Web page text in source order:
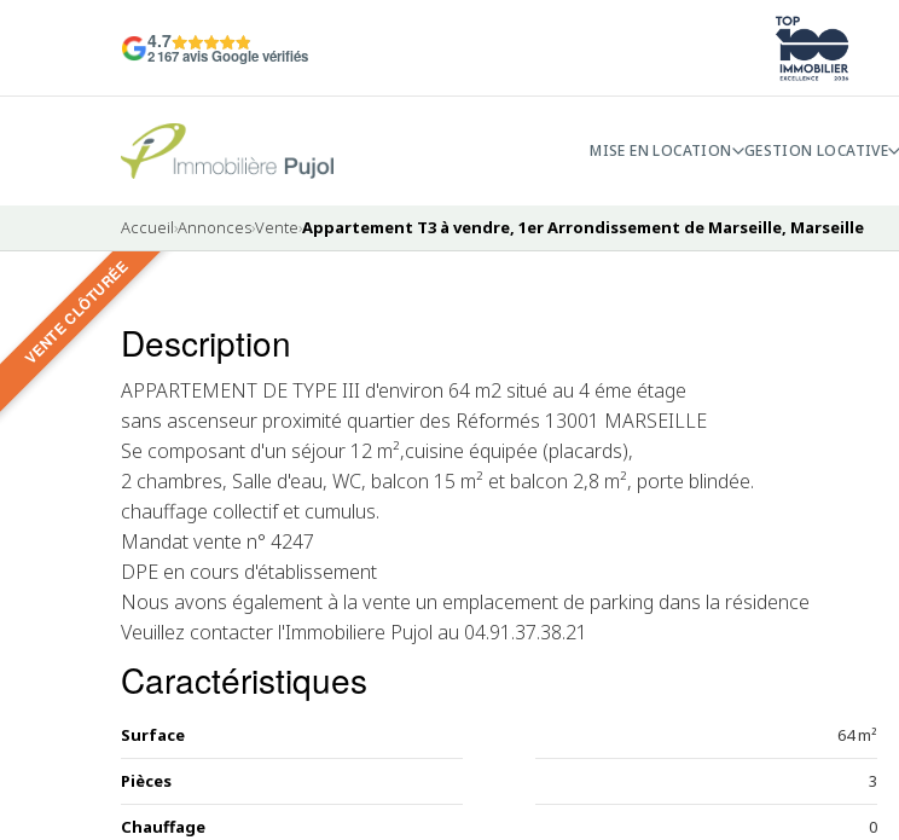
4.7
2 167 avis Google vérifiés
MISE EN LOCATION GESTION LOCATIVE
Accueil›Annonces›Vente›Appartement T3 à vendre, 1er Arrondissement de Marseille, Marseille
VENTE CLÔTURÉE VENDU
Description
APPARTEMENT DE TYPE III d'environ 64 m2 situé au 4 éme étage
sans ascenseur proximité quartier des Réformés 13001 MARSEILLE
Se composant d'un séjour 12 m²,cuisine équipée (placards),
2 chambres, Salle d'eau, WC, balcon 15 m² et balcon 2,8 m², porte blindée.
chauffage collectif et cumulus.
Mandat vente n° 4247
DPE en cours d'établissement
Nous avons également à la vente un emplacement de parking dans la résidence
Veuillez contacter l'Immobiliere Pujol au 04.91.37.38.21
Caractéristiques
Surface 64 m²
Pièces 3
Chauffage 0